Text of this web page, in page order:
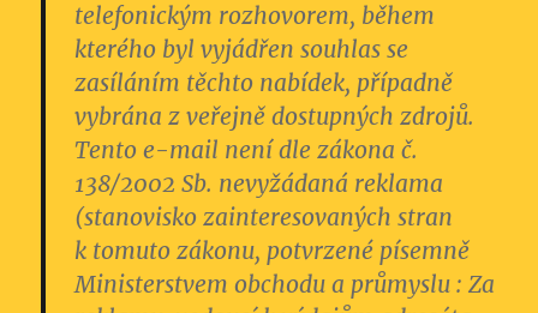
telefonickým rozhovorem, během
kterého byl vyjádřen souhlas se
zasíláním těchto nabídek, případně
vybrána z veřejně dostupných zdrojů.
Tento e-mail nenídle zákona č.
138/2002 Sb. nevyžádaná reklama
(stanovisko zainteresovaných stran
k tomuto zákonu, potvrzené písemně
Ministerstvem obchodu a průmyslu : Za